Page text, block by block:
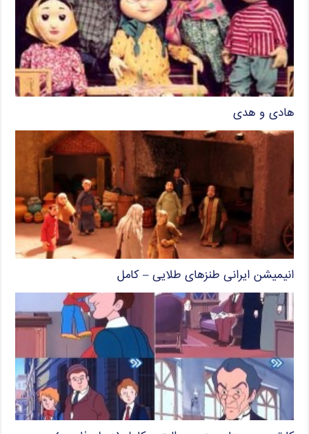
هادی و هدی
انیمیشن ایرانی طنزهای طلایی – کامل